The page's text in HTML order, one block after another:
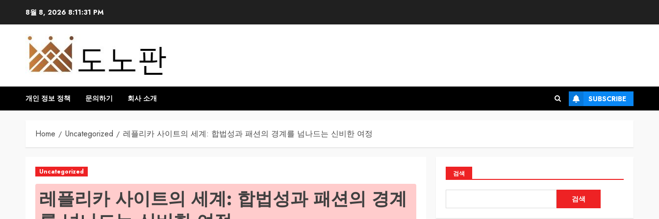
8월 8, 2026 8:11:32 PM
개인 정보 정책 문의하기 회사 소개 SUBSCRIBE
Home Uncategorized 레플리카 사이트의 세계: 합법성과 패션의 경계를 넘나드는 신비한 여정
Uncategorized
레플리카 사이트의 세계: 합법성과 패션의 경계
검색
검색